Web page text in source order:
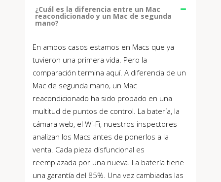
¿Cuál es la diferencia entre un Mac
reacondicionado y un Mac de segunda
mano?
En ambos casos estamos en Macs que ya
tuvieron una primera vida. Pero la
comparación termina aquí. A diferencia de un
Mac de segunda mano, un Mac
reacondicionado ha sido probado en una
multitud de puntos de control. La batería, la
cámara web, el Wi-Fi, nuestros inspectores
analizan los Macs antes de ponerlos a la
venta. Cada pieza disfuncional es
reemplazada por una nueva. La batería tiene
una garantía del 85%. Una vez cambiadas las